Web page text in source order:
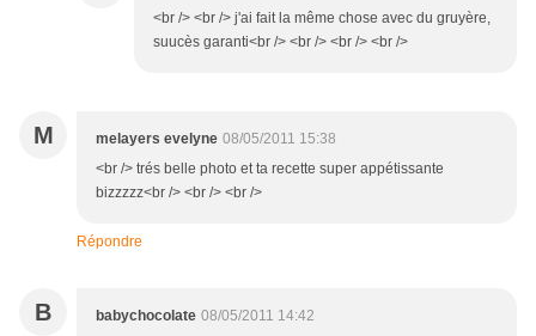
<br /> <br /> j'ai fait la même chose avec du gruyère,
suucès garanti<br /> <br /> <br /> <br />
M melayers evelyne 08/05/2011 15:38
<br /> trés belle photo et ta recette super appétissante
bizzzzz<br /> <br /> <br />
Répondre
B babychocolate 08/05/2011 14:42